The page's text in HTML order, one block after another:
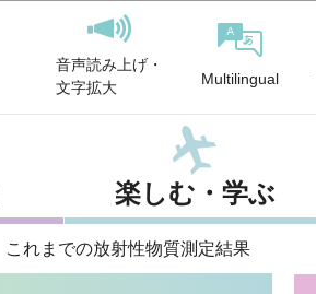
音声読み上げ・
文字拡大
Multilingual
楽しむ・学ぶ
これまでの放射性物質測定結果